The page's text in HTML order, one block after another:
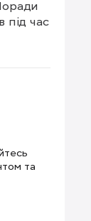
під час
та